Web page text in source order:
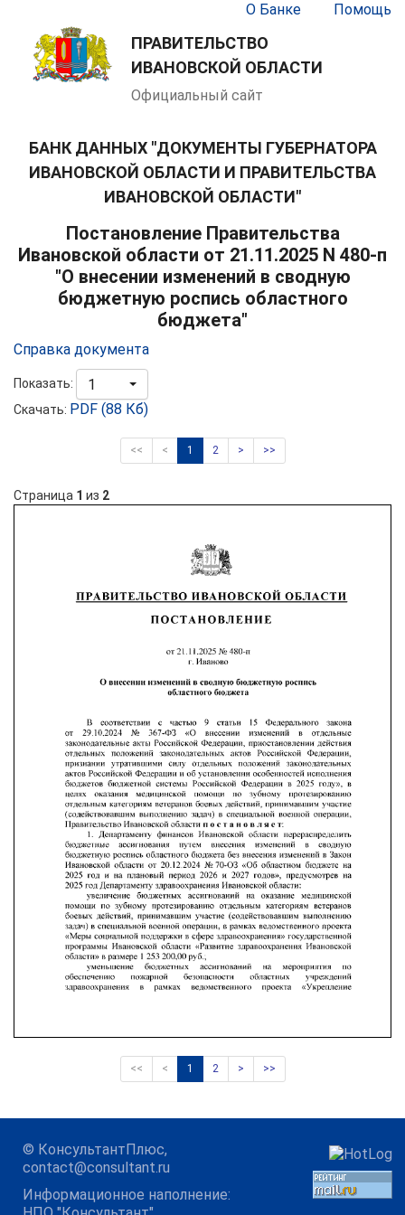
О Банке Помощь
ПРАВИТЕЛЬСТВО
ИВАНОВСКОЙ ОБЛАСТИ
Официальный сайт
БАНК ДАННЫХ "ДОКУМЕНТЫ ГУБЕРНАТОРА
ИВАНОВСКОЙ ОБЛАСТИ И ПРАВИТЕЛЬСТВА
ИВАНОВСКОЙ ОБЛАСТИ"
Постановление Правительства
Ивановской области от 21.11.2025 N 480-п
"О внесении изменений в сводную
бюджетную роспись областного
бюджета"
Справка документа
Показать: 1
Скачать: PDF (88 Кб)
<< < 1 2 > >>
Страница 1 из 2
<< < 1 2 > >>
© КонсультантПлюс,
contact@consultant.ru
Информационное наполнение: